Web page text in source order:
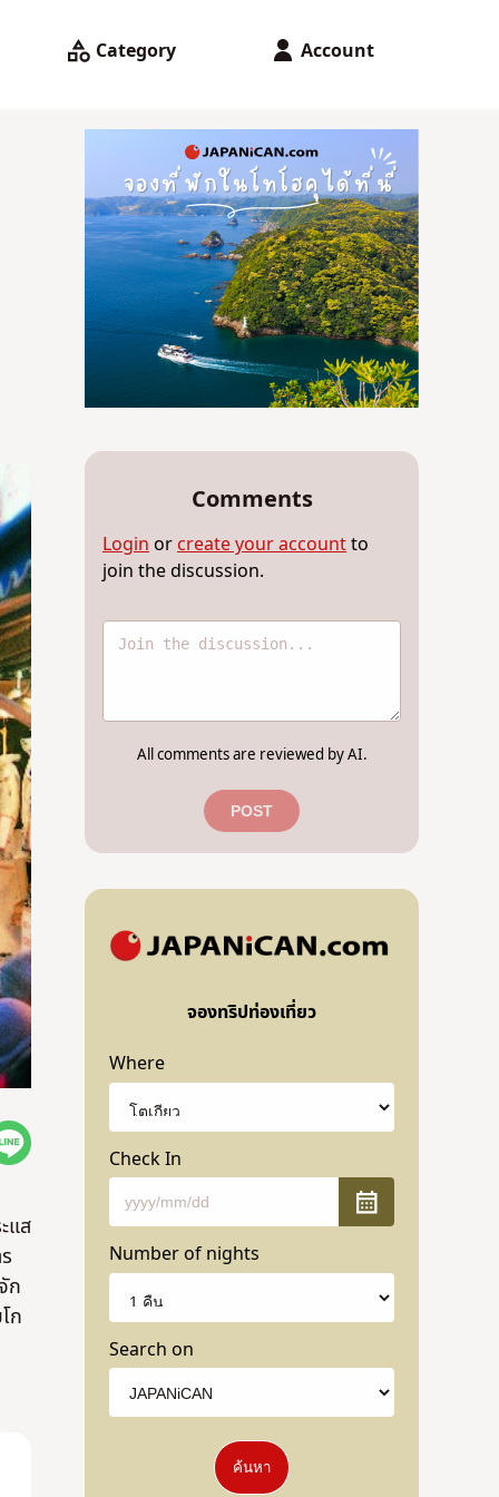
Category Account
แส
ก
ก
Comments
Login or create your accountto
join the discussion.
All comments are reviewed by AI.
POST
จองทริปท่องเที่ยว
Where
Check In
Number of nights
Search on
ค้นหา